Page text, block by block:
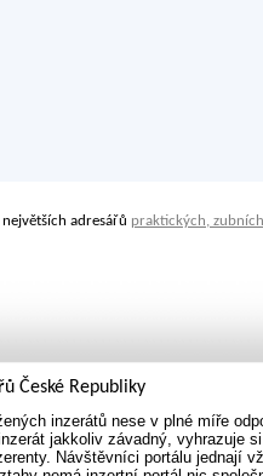
největších adresářů praktických, zubních
České Republiky
inzerátů nese v plné míře
jakkoliv závadný, vyhrazuje
Návštěvníci portálu jednají